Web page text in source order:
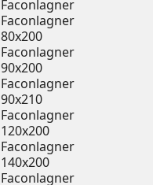
Faconlagner
Faconlagner
80x200
Faconlagner
90x200
Faconlagner
90x210
Faconlagner
120x200
Faconlagner
140x200
Faconlagner